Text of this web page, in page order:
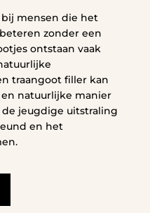
mensen die het
zonder een
ontstaan vaak
traangoot filler kan
natuurlijke manier
jeugdige uitstraling
en het